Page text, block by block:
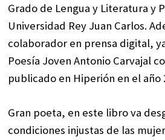
Grado de Lengua y Literatura y
Universidad Rey Juan Carlos.
colaborador en prensa digital,
Poesía Joven Antonio Carvajal
publicado en Hiperión en el año
Gran poeta, en este libro va
condiciones injustas de las